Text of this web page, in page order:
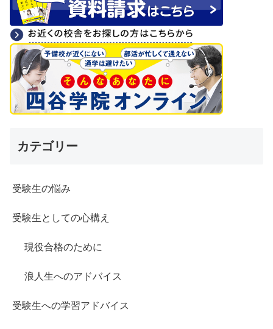
カテゴリー
受験生の悩み
受験生としての心構え
現役合格のために
浪人生へのアドバイス
受験生への学習アドバイス